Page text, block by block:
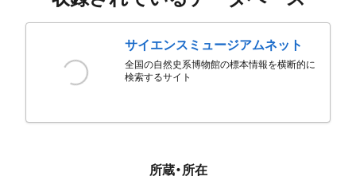
サイエンスミュージアムネット
全国の自然史系博物館の標本情報を横断的に
検索するサイト
所蔵・所在